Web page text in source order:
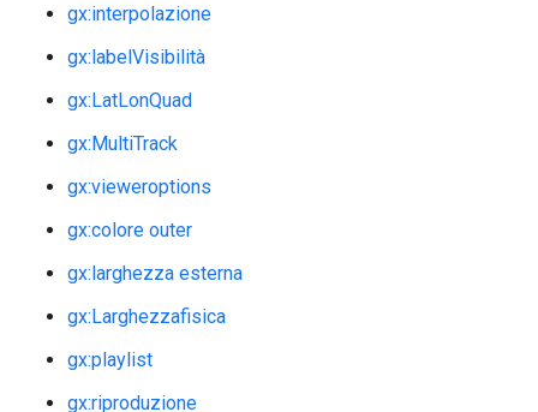
gx:interpolazione
gx:labelVisibilità
gx:LatLonQuad
gx:MultiTrack
gx:vieweroptions
gx:colore outer
gx:larghezza esterna
gx:Larghezzafisica
gx:playlist
gx:riproduzione